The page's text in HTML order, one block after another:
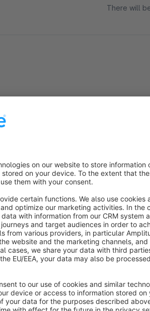
There will
Onlineshop einen Blog, den Sie
Bilder verwenden, sollten Sie
einer Bildquelle bzw. des
haben Sie die Möglichkeit, für jedes
Hauptbild und bei allen weiteren